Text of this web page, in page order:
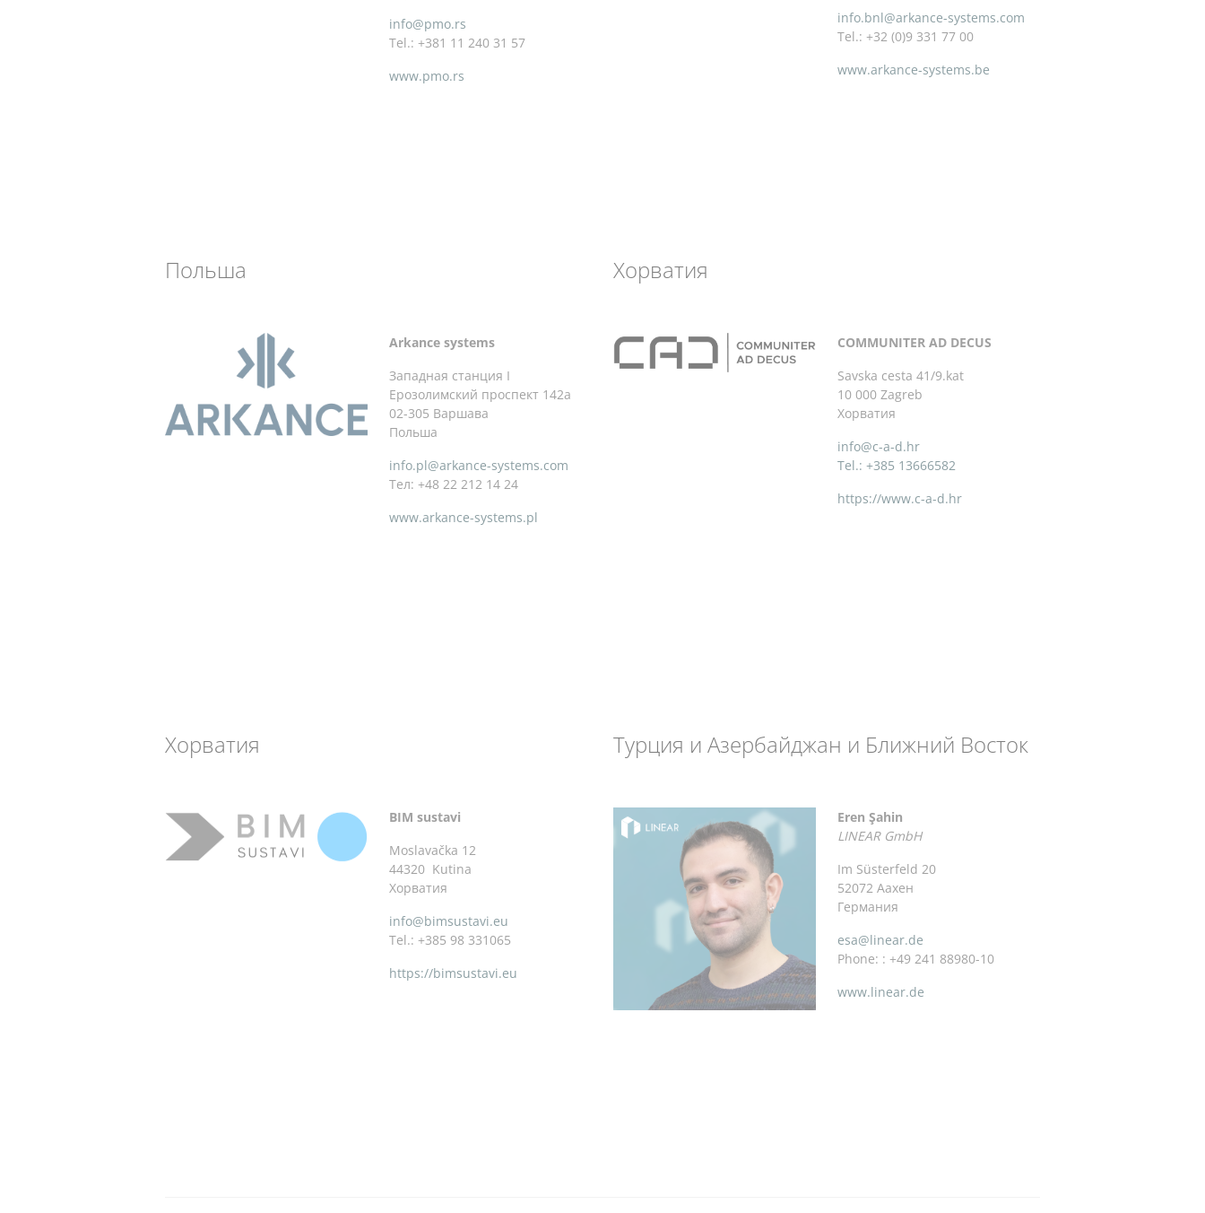
info@pmo.rs
Tel.: +381 11 240 31 57
www.pmo.rs
info.bnl@arkance-systems.com
Tel.: +32 (0)9 331 77 00
www.arkance-systems.be
Польша
Arkance systems
Западная станция I
Ерозолимский проспект 142а
02-305 Варшава
Польша
info.pl@arkance-systems.com
Тел: +48 22 212 14 24
www.arkance-systems.pl
Хорватия
COMMUNITER AD DECUS
Savska cesta 41/9.kat
10 000 Zagreb
Хорватия
info@c-a-d.hr
Tel.: +385 13666582
https://www.c-a-d.hr
Хорватия
BIM sustavi
Moslavačka 12
44320 Kutina
Хорватия
info@bimsustavi.eu
Tel.: +385 98 331065
https://bimsustavi.eu
Турция и Азербайджан и Ближний Восток
Eren Şahin
LINEAR GmbH
Im Süsterfeld 20
52072 Аахен
Германия
esa@linear.de
Phone: : +49 241 88980-10
www.linear.de